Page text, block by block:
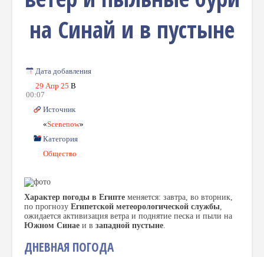
на Синай и в пустыне
Дата добавления
29 Апр 25 В
00:07
Источник
«Scenenow»
Категория
Общество
Характер погоды в Египте меняется: завтра, во вторник,
по прогнозу Египетской метеорологической службы,
ожидается активизация ветра и поднятие песка и пыли на
Южном Синае и в западной пустыне.
ДНЕВНАЯ ПОГОДА